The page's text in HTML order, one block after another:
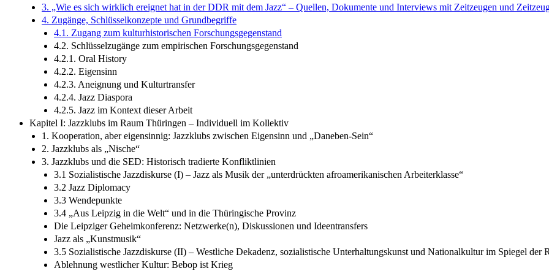
3. „Wie es sich wirklich ereignet hat in der DDR mit dem Jazz“ – Quellen, Dokumente und Interviews mit Zeitzeugen und
4. Zugänge, Schlüsselkonzepte und Grundbegriffe
4.1. Zugang zum kulturhistorischen Forschungsgegenstand
4.2. Schlüsselzugänge zum empirischen Forschungsgegenstand
4.2.1. Oral History
4.2.2. Eigensinn
4.2.3. Aneignung und Kulturtransfer
4.2.4. Jazz Diaspora
4.2.5. Jazz im Kontext dieser Arbeit
Kapitel I: Jazzklubs im Raum Thüringen – Individuell im Kollektiv
1. Kooperation, aber eigensinnig: Jazzklubs zwischen Eigensinn und „Daneben-Sein“
2. Jazzklubs als „Nische“
3. Jazzklubs und die SED: Historisch tradierte Konfliktlinien
3.1 Sozialistische Jazzdiskurse (I) – Jazz als Musik der „unterdrückten afroamerikanischen Arbeiterklasse“
3.2 Jazz Diplomacy
3.3 Wendepunkte
3.4 „Aus Leipzig in die Welt“ und in die Thüringische Provinz
Die Leipziger Geheimkonferenz: Netzwerke(n), Diskussionen und Ideentransfers
Jazz als „Kunstmusik“
3.5 Sozialistische Jazzdiskurse (II) – Westliche Dekadenz, sozialistische Unterhaltungskunst und Nationalkultur im Spiegel der
Ablehnung westlicher Kultur: Bebop ist Krieg